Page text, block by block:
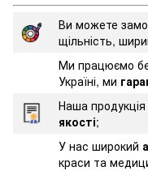
Ви можете
щільність,
Ми працюємо
Україні, ми
Наша продукція
якості;
У нас широкий
краси та